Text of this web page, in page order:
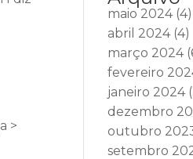
>
maio 2024(4)
abril 2024(4)
março 2024
fevereiro
janeiro 2024
dezembro
outubro
setembro